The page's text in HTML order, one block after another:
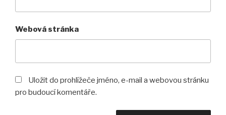
Webová stránka
Uložit do prohlížeče jméno, e-mail a webovou stránku
pro budoucí komentáře.